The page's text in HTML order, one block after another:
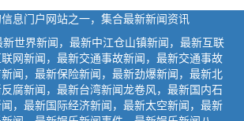
息门户网站之一，集合最新新闻资讯
世界新闻，最新中江仓山镇新闻，最新互联
网新闻，最新交通事故新闻，最新交通事故
闻，最新保险新闻，最新劲爆新闻，最新北
腐新闻，最新台湾新闻龙卷风，最新国内石
，最新国际经济新闻，最新太空新闻，最新